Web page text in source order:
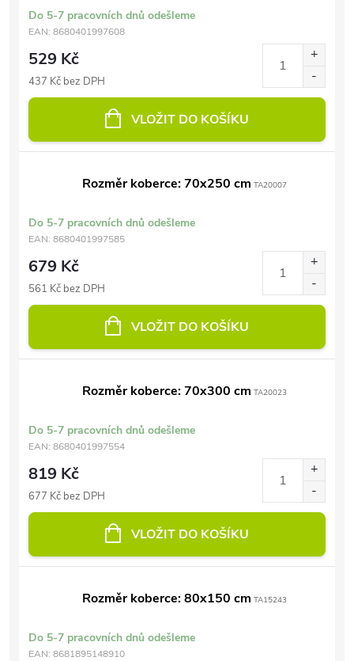
Do 5-7 pracovních dnů odešleme
EAN: 8680401997608
529 Kč
437 Kč bez DPH
VLOŽIT DO KOŠÍKU
Rozměr koberce: 70x250 cm TA20007
Do 5-7 pracovních dnů odešleme
EAN: 8680401997585
679 Kč
561 Kč bez DPH
VLOŽIT DO KOŠÍKU
Rozměr koberce: 70x300 cm TA20023
Do 5-7 pracovních dnů odešleme
EAN: 8680401997554
819 Kč
677 Kč bez DPH
VLOŽIT DO KOŠÍKU
Rozměr koberce: 80x150 cm TA15243
Do 5-7 pracovních dnů odešleme
EAN: 8681895148910